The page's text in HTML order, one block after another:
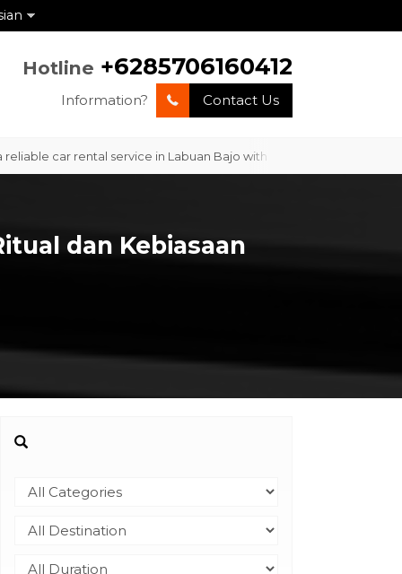
Hotline +6285706160412
Information? Contact Us
car rental service in Labuan Bajo with professional service and
dan Kebiasaan